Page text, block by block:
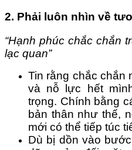
2. Phải luôn nhìn về
“Hạnh phúc chắc chắn
lạc quan”
Tin rằng chắc chắn
và nỗ lực hết
trọng. Chính bằng
bản thân như thế,
mới có thể tiếp túc
Dù bị dồn vào